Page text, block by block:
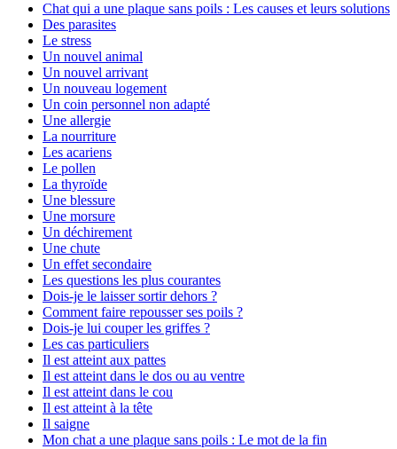
Chat qui a une plaque sans poils : Les causes et leurs solutions
Des parasites
Le stress
Un nouvel animal
Un nouvel arrivant
Un nouveau logement
Un coin personnel non adapté
Une allergie
La nourriture
Les acariens
Le pollen
La thyroïde
Une blessure
Une morsure
Un déchirement
Une chute
Un effet secondaire
Les questions les plus courantes
Dois-je le laisser sortir dehors ?
Comment faire repousser ses poils ?
Dois-je lui couper les griffes ?
Les cas particuliers
Il est atteint aux pattes
Il est atteint dans le dos ou au ventre
Il est atteint dans le cou
Il est atteint à la tête
Il saigne
Mon chat a une plaque sans poils : Le mot de la fin